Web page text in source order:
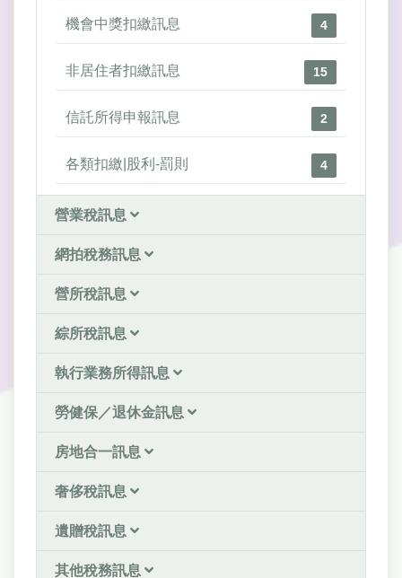
機會中獎扣繳訊息 4
非居住者扣繳訊息 15
信託所得申報訊息 2
各類扣繳|股利-罰則 4
營業稅訊息
網拍稅務訊息
營所稅訊息
綜所稅訊息
執行業務所得訊息
勞健保／退休金訊息
房地合一訊息
奢侈稅訊息
遺贈稅訊息
其他稅務訊息